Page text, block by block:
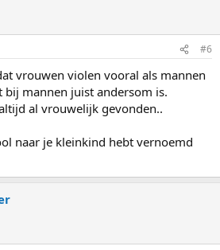
#6
vrouwen violen vooral als mannen
bij mannen juist andersom is.
al vrouwelijk gevonden..
naar je kleinkind hebt vernoemd